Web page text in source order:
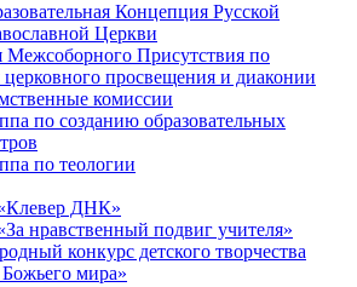
Концепция Русской
Церкви
Межсоборного Присутствия по
просвещения и диаконии
комиссии
по созданию образовательных
по теологии
ДНК»
нравственный подвиг учителя»
конкурс детского творчества
мира»